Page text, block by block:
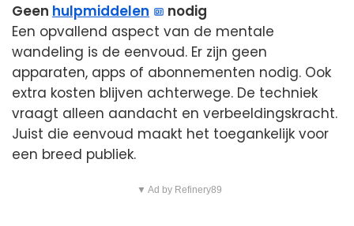
Geen hulpmiddelen
nodig
Een opvallend aspect van de mentale
wandeling is de eenvoud. Er zijn geen
apparaten, apps of abonnementen nodig. Ook
extra kosten blijven achterwege. De techniek
vraagt alleen aandacht en verbeeldingskracht.
Juist die eenvoud maakt het toegankelijk voor
een breed publiek.
▼ Ad by Refinery89